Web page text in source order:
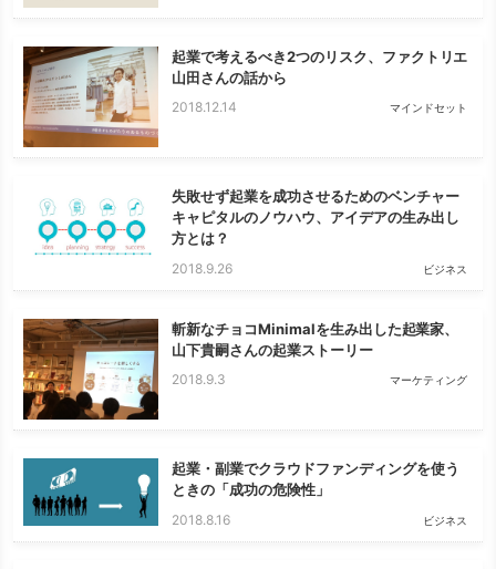
起業で考えるべき2つのリスク、ファクトリエ
山田さんの話から
2018.12.14 マインドセット
失敗せず起業を成功させるためのベンチャー
キャピタルのノウハウ、アイデアの生み出し
方とは？
2018.9.26 ビジネス
斬新なチョコMinimalを生み出した起業家、
山下貴嗣さんの起業ストーリー
2018.9.3 マーケティング
起業・副業でクラウドファンディングを使う
ときの「成功の危険性」
2018.8.16 ビジネス